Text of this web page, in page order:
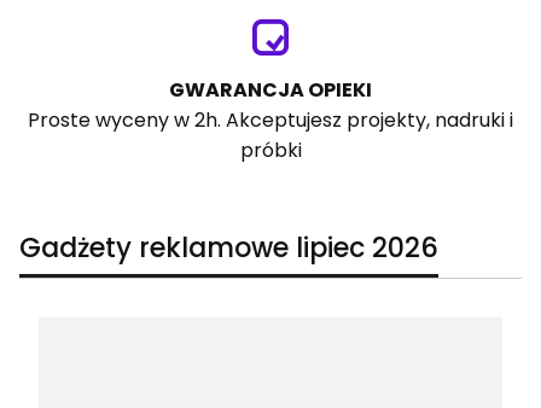
GWARANCJA OPIEKI
Proste wyceny w 2h. Akceptujesz projekty, nadruki i
próbki
Gadżety reklamowe lipiec 2026